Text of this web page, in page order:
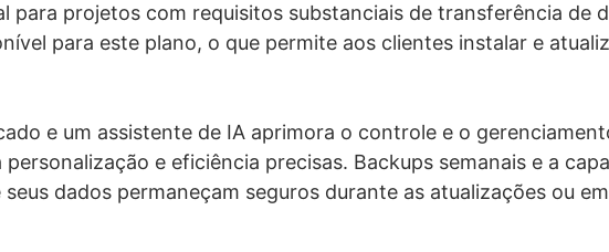
para projetos com requisitos substanciais de transferência de
para este plano, o que permite aos clientes instalar e
e um assistente de IA aprimora o controle e o
e eficiência precisas. Backups semanais e a
dados permaneçam seguros durante as atualizações ou